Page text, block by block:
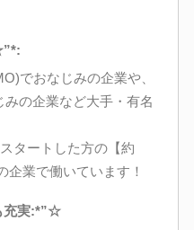
でおなじみの企業や、
の企業など大手・有名
タートした方の【約
企業で働いています！
充実:*”☆